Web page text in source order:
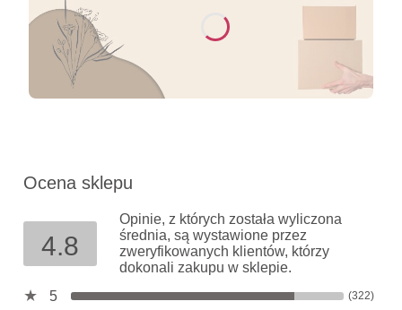
Ocena sklepu
4.8
Opinie, z których została wyliczona
średnia, są wystawione przez
zweryfikowanych klientów, którzy
dokonali zakupu w sklepie.
5
(322)